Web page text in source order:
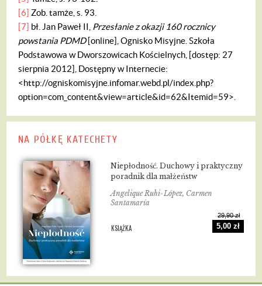
[6] Zob. tamże, s. 93.
[7] bł. Jan Paweł II, Przesłanie z okazji 160 rocznicy
powstania PDMD[online], Ognisko Misyjne. Szkoła
Podstawowa w Dworszowicach Kościelnych, [dostęp: 27
sierpnia 2012], Dostępny w Internecie:
<http://ogniskomisyjne.infomar.webd.pl/index.php?
option=com_content&view=article&id=62&Itemid=59>.
NA PÓŁKĘ KATECHETY
Niepłodność. Duchowy i praktyczny
poradnik dla małżeństw
Angelique Ruhi-López, Carmen
Santamaría
KSIĄŻKA
29,90 zł
5,00 zł